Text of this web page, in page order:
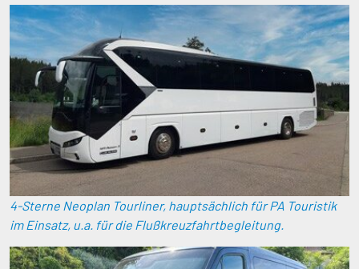
4-Sterne Neoplan Tourliner, hauptsächlich für PA Touristik
im Einsatz, u.a. für die Flußkreuzfahrtbegleitung.